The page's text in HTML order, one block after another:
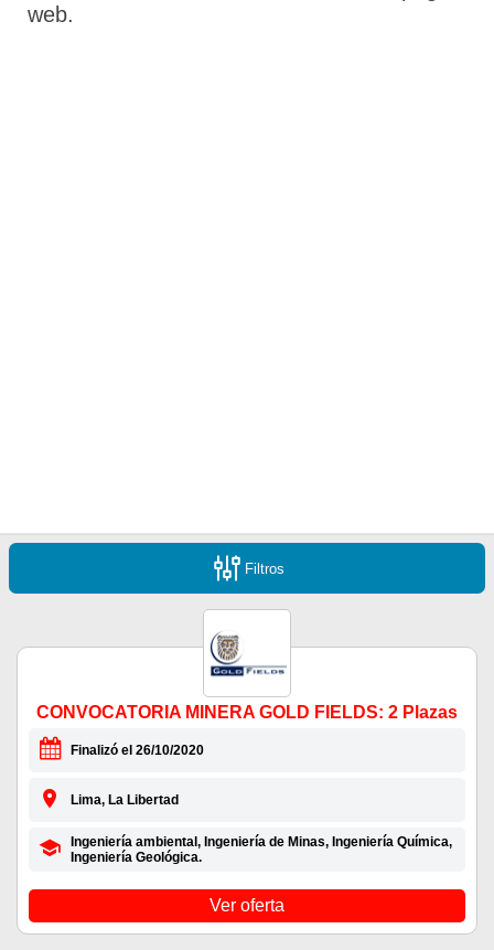
web.
Filtros
CONVOCATORIA MINERA GOLD FIELDS: 2 Plazas
Finalizó el 26/10/2020
Lima, La Libertad
Ingeniería ambiental, Ingeniería de Minas, Ingeniería Química,
Ingeniería Geológica.
Ver oferta